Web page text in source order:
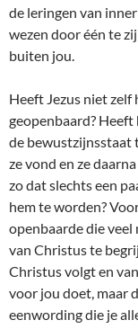
de leringen van
wezen door één te
buiten jou.
Heeft Jezus niet zelf
geopenbaard?
de bewustzijnsstaat
ze vond en ze
zo dat slechts een
hem te worden?
openbaarde die veel
van Christus te
Christus volgt en
voor jou doet, maar
eenwording die je